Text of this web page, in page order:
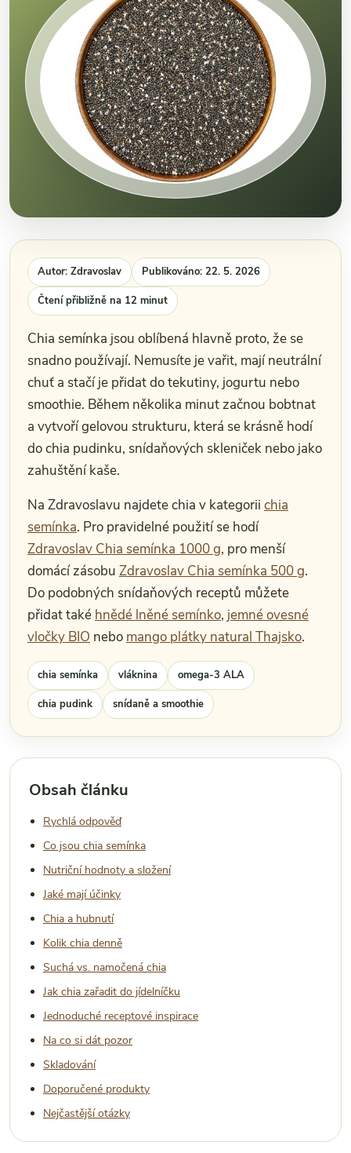
Autor: Zdravoslav Publikováno: 22. 5. 2026
Čtení přibližně na 12 minut
Chia semínka jsou oblíbená hlavně proto, že se
snadno používají. Nemusíte je vařit, mají neutrální
chuť a stačí je přidat do tekutiny, jogurtu nebo
smoothie. Během několika minut začnou bobtnat
a vytvoří gelovou strukturu, která se krásně hodí
do chia pudinku, snídaňových skleniček nebo jako
zahuštění kaše.
Na Zdravoslavu najdete chia v kategorii chia
semínka. Pro pravidelné použití se hodí
Zdravoslav Chia semínka 1000 g, pro menší
domácí zásobu Zdravoslav Chia semínka 500 g.
Do podobných snídaňových receptů můžete
přidat také hnědé lněné semínko, jemné ovesné
vločky BIO nebo mango plátky natural Thajsko.
chia semínka vláknina omega-3 ALA
chia pudink snídaně a smoothie
Obsah článku
Rychlá odpověď
Co jsou chia semínka
Nutriční hodnoty a složení
Jaké mají účinky
Chia a hubnutí
Kolik chia denně
Suchá vs. namočená chia
Jak chia zařadit do jídelníčku
Jednoduché receptové inspirace
Na co si dát pozor
Skladování
Doporučené produkty
Nejčastější otázky